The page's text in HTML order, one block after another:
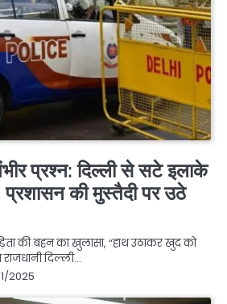
प्रश्न: दिल्ली से सटे इलाके
की मुस्तैदी पर उठे
की बहन का खुलासा, “हाथ उठाकर खुद को
राजधानी दिल्ली…
2025